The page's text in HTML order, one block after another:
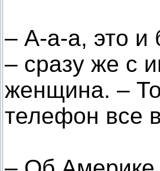
– А-а-а, это и
– сразу же с
женщина. –
телефон все